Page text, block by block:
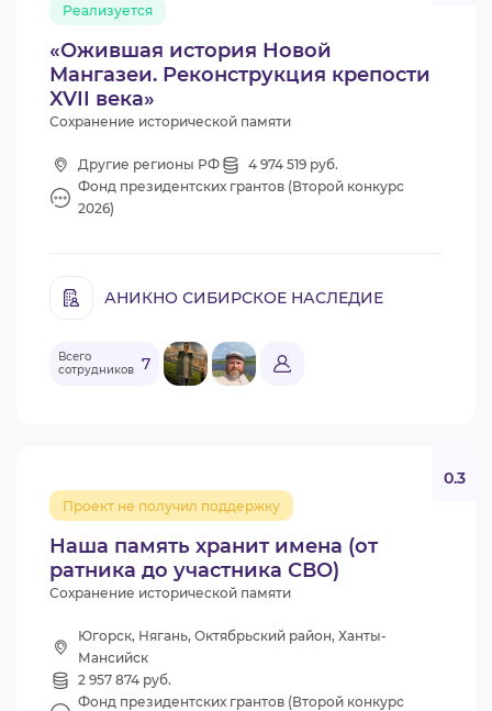
«Ожившая история Новой
Мангазеи. Реконструкция крепости
XVII века»
Реализуется
Сохранение исторической памяти
Другие регионы РФ
4 974 519 руб.
Фонд президентских грантов (Второй конкурс
2026)
АНИКНО СИБИРСКОЕ НАСЛЕДИЕ
Всего
сотрудников 7
Наша память хранит имена (от
ратника до участника СВО)
Проект не получил поддержку
0.3
Сохранение исторической памяти
Югорск, Нягань, Октябрьский район, Ханты-
Мансийск
2 957 874 руб.
Фонд президентских грантов (Второй конкурс